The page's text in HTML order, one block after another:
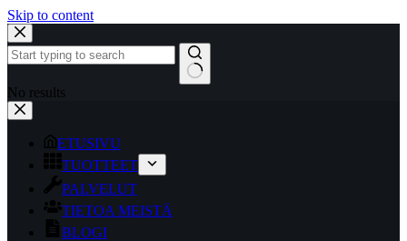
Skip to content
No results
ETUSIVU
TUOTTEET
PALVELUT
TIETOA MEISTÄ
BLOGI